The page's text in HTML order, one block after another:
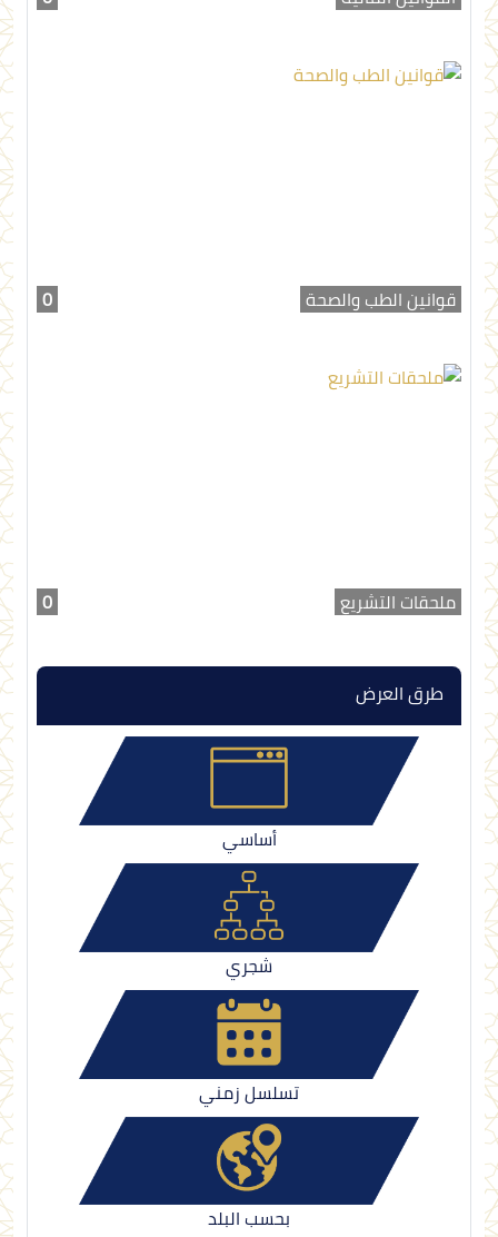
قوانين الطب والصحة 0
ملحقات التشريع 0
طرق العرض
أساسي
شجري
تسلسل زمني
بحسب البلد